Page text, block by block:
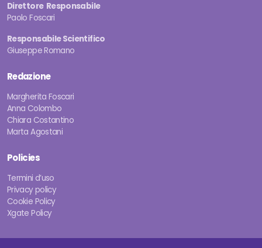
Direttore Responsabile
Paolo Foscari
Responsabile Scientifico
Giuseppe Romano
Redazione
Margherita Foscari
Anna Colombo
Chiara Costantino
Marta Agostani
Policies
Termini d’uso
Privacy policy
Cookie Policy
Xgate Policy